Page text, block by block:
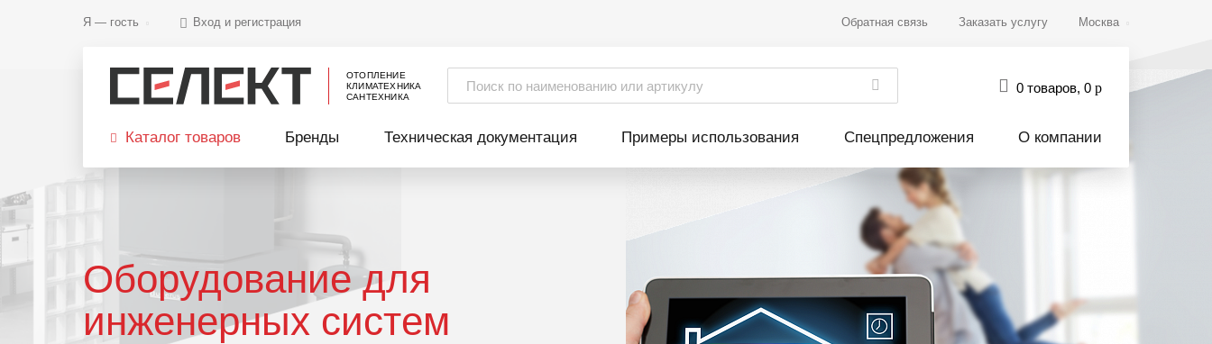
Я — гость Вход и регистрация Обратная связь Заказать услугу Москва
ОТОПЛЕНИЕ
КЛИМАТЕХНИКА
САНТЕХНИКА
0 товаров, 0 р
Каталог товаров Бренды Техническая документация Примеры использования Спецпредложения О компании
Оборудование для
инженерных систем